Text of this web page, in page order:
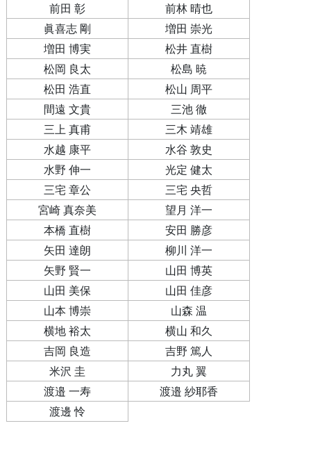
前田 彰
前林 晴也
眞喜志 剛
増田 崇光
増田 博実
松井 直樹
松岡 良太
松島 暁
松田 浩直
松山 周平
間遠 文貴
三池 徹
三上 真甫
三木 靖雄
水越 康平
水谷 敦史
水野 伸一
光定 健太
三宅 章公
三宅 央哲
宮崎 真奈美
望月 洋一
本橋 直樹
安田 勝彦
矢田 達朗
柳川 洋一
矢野 賢一
山田 博英
山田 美保
山田 佳彦
山本 博崇
山森 温
横地 裕太
横山 和久
吉岡 良造
吉野 篤人
米沢 圭
力丸 翼
渡邉 一寿
渡邉 紗耶香
渡邊 怜